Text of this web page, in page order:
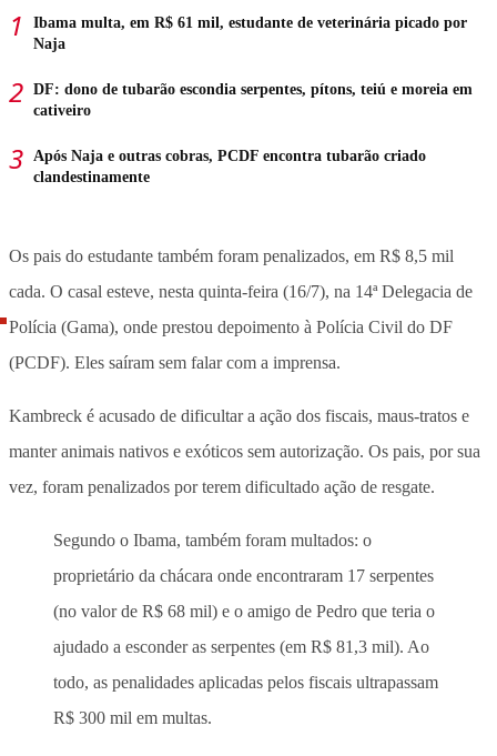
Ibama multa, em R$ 61 mil, estudante de veterinária picado por
Naja
DF: dono de tubarão escondia serpentes, pítons, teiú e moreia em
cativeiro
Após Naja e outras cobras, PCDF encontra tubarão criado
clandestinamente
Os pais do estudante também foram penalizados, em R$ 8,5 mil
cada. O casal esteve, nesta quinta-feira (16/7), na 14ª Delegacia de
Polícia (Gama), onde prestou depoimento à Polícia Civil do DF
(PCDF). Eles saíram sem falar com a imprensa.
Kambreck é acusado de dificultar a ação dos fiscais, maus-tratos e
manter animais nativos e exóticos sem autorização. Os pais, por sua
vez, foram penalizados por terem dificultado ação de resgate.
Segundo o Ibama, também foram multados: o
proprietário da chácara onde encontraram 17 serpentes
(no valor de R$ 68 mil) e o amigo de Pedro que teria o
ajudado a esconder as serpentes (em R$ 81,3 mil). Ao
todo, as penalidades aplicadas pelos fiscais ultrapassam
R$ 300 mil em multas.